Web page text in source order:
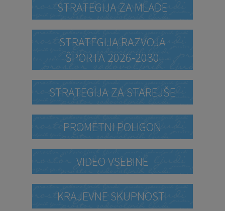
STRATEGIJA ZA MLADE
STRATEGIJA RAZVOJA
ŠPORTA 2026-2030
STRATEGIJA ZA STAREJŠE
PROMETNI POLIGON
VIDEO VSEBINE
KRAJEVNE SKUPNOSTI